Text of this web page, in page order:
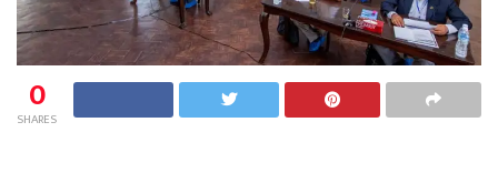
0
SHARES